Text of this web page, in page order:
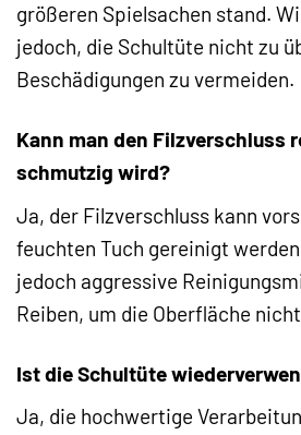
größeren Spielsachen stand.
jedoch, die Schultüte nicht zu
Beschädigungen zu vermeiden.
Kann man den Filzverschluss
schmutzig wird?
Ja, der Filzverschluss kann
feuchten Tuch gereinigt
jedoch aggressive
Reiben, um die Oberfläche
Ist die Schultüte
Ja, die hochwertige